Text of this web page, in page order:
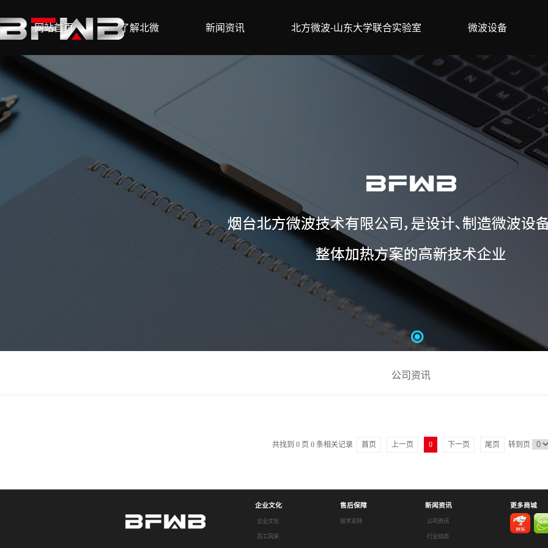
网站首页 了解北微 新闻资讯 北方微波-山东大学联合实验室 微波设备
公司资讯
共找到 0 页 0 条相关记录 首页 上一页 0 下一页 尾页 转到页
企业文化
企业文化
员工风采
售后保障
技术支持
新闻资讯
公司资讯
行业动态
更多商城